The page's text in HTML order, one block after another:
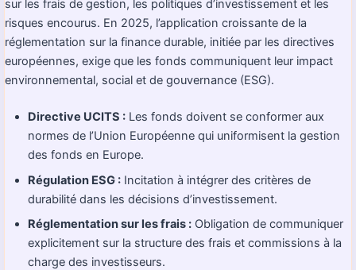
sur les frais de gestion, les politiques d’investissement et les
risques encourus. En 2025, l’application croissante de la
réglementation sur la finance durable, initiée par les directives
européennes, exige que les fonds communiquent leur impact
environnemental, social et de gouvernance (ESG).
Directive UCITS : Les fonds doivent se conformer aux
normes de l’Union Européenne qui uniformisent la gestion
des fonds en Europe.
Régulation ESG : Incitation à intégrer des critères de
durabilité dans les décisions d’investissement.
Réglementation sur les frais : Obligation de communiquer
explicitement sur la structure des frais et commissions à la
charge des investisseurs.